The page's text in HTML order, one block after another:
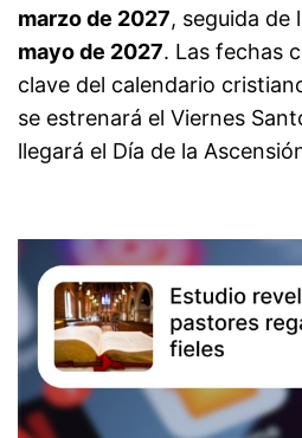
marzo de 2027, seguida de
mayo de 2027. Las fechas
clave del calendario
se estrenará el Viernes
llegará el Día de la